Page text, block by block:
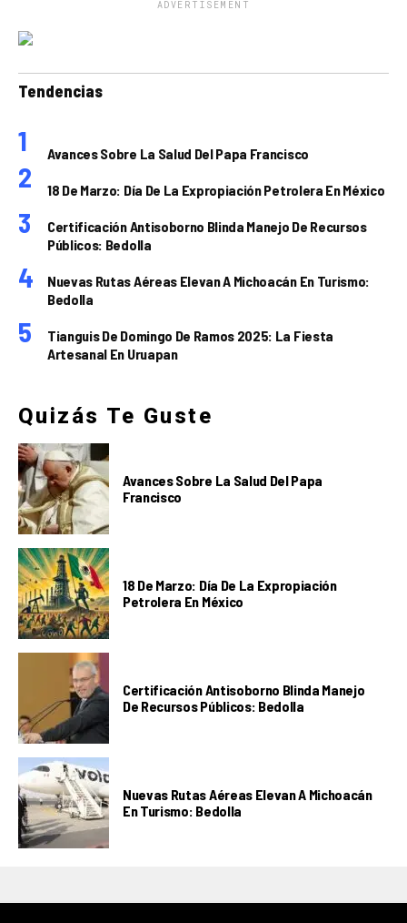
ADVERTISEMENT
Tendencias
Avances Sobre La Salud Del Papa Francisco
18 De Marzo: Día De La Expropiación Petrolera En México
Certificación Antisoborno Blinda Manejo De Recursos
Públicos: Bedolla
Nuevas Rutas Aéreas Elevan A Michoacán En Turismo:
Bedolla
Tianguis De Domingo De Ramos 2025: La Fiesta
Artesanal En Uruapan
Quizás Te Guste
Avances Sobre La Salud Del Papa
Francisco
18 De Marzo: Día De La Expropiación
Petrolera En México
Certificación Antisoborno Blinda Manejo
De Recursos Públicos: Bedolla
Nuevas Rutas Aéreas Elevan A Michoacán
En Turismo: Bedolla